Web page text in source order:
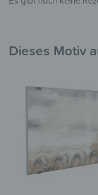
Dieses Motiv